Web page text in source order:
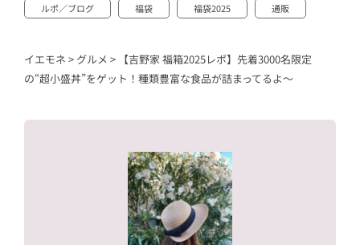
ルポ／ブログ 福袋 福袋2025 通販
イエモネ > グルメ > 【吉野家 福箱2025レポ】先着3000名限定
の“超小盛丼”をゲット！種類豊富な食品が詰まってるよ～